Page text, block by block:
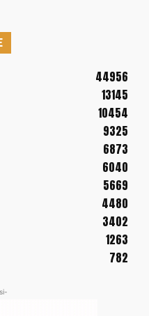
44956
13145
10454
9325
6873
6040
5669
4480
3402
1263
782